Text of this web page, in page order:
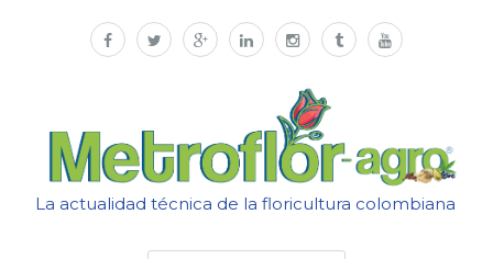
La actualidad técnica de la floricultura colombiana